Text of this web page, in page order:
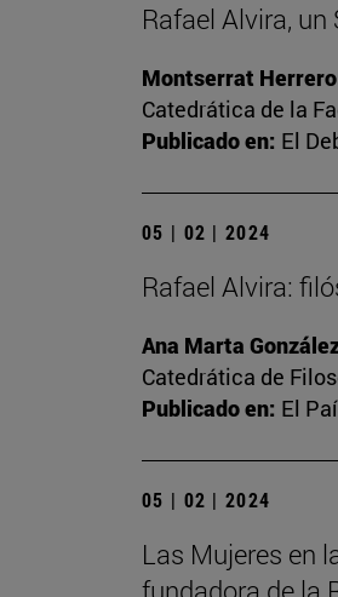
Rafael Alvira,
Montserrat Herrero
Catedrática de la
Publicado en: El
05 | 02 | 2024
Rafael Alvira:
Ana Marta
Catedrática de
Publicado en: El
05 | 02 | 2024
Las Mujeres en